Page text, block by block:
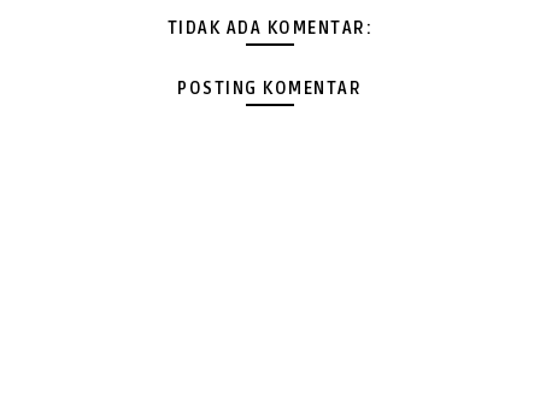
TIDAK ADA KOMENTAR:
POSTING KOMENTAR